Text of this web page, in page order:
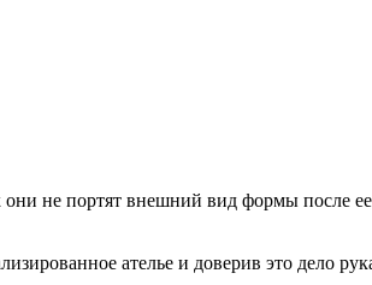
не портят внешний вид формы после
ателье и доверив это дело